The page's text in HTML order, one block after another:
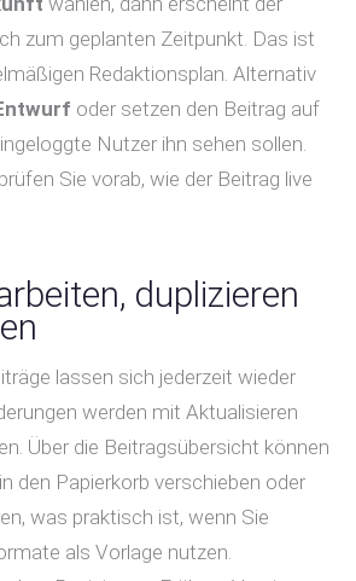
zum geplanten Zeitpunkt. Das ist
Redaktionsplan. Alternativ
oder setzen den Beitrag auf
Nutzer ihn sehen sollen.
Sie vorab, wie der Beitrag live
duplizieren
lassen sich jederzeit wieder
werden mit Aktualisieren
Über die Beitragsübersicht können
den Papierkorb verschieben oder
was praktisch ist, wenn Sie
als Vorlage nutzen.